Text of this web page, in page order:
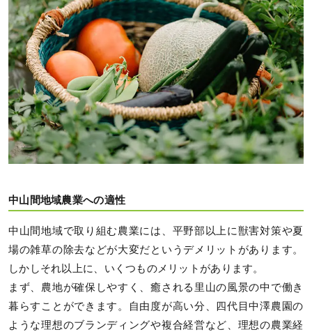
中山間地域農業への適性
中山間地域で取り組む農業には、平野部以上に獣害対策や夏
場の雑草の除去などが大変だというデメリットがあります。
しかしそれ以上に、いくつものメリットがあります。
まず、農地が確保しやすく、癒される里山の風景の中で働き
暮らすことができます。自由度が高い分、四代目中澤農園の
ような理想のブランディングや複合経営など、理想の農業経